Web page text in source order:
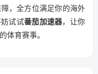
，全方位满足你的海外
试试番茄加速器，让你
体育赛事。